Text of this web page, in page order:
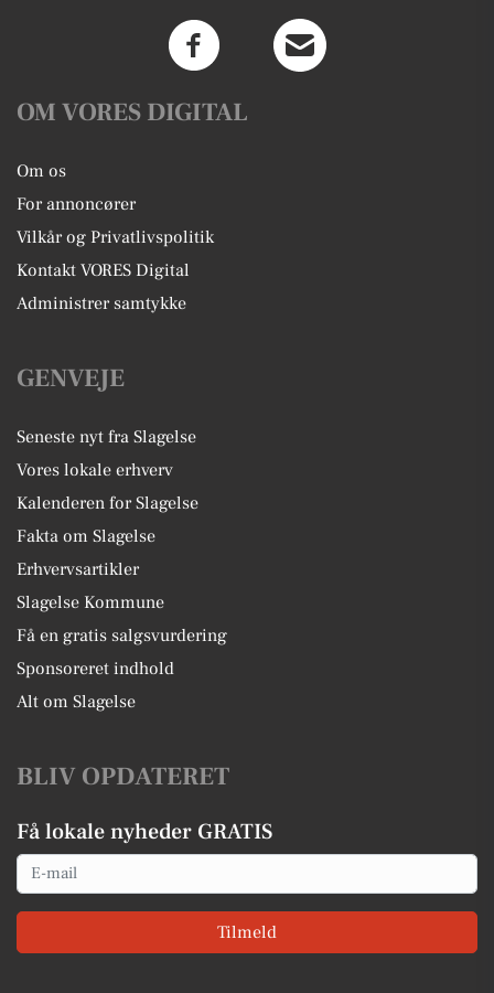
OM VORES DIGITAL
Om os
For annoncører
Vilkår og Privatlivspolitik
Kontakt VORES Digital
Administrer samtykke
GENVEJE
Seneste nyt fra Slagelse
Vores lokale erhverv
Kalenderen for Slagelse
Fakta om Slagelse
Erhvervsartikler
Slagelse Kommune
Få en gratis salgsvurdering
Sponsoreret indhold
Alt om Slagelse
BLIV OPDATERET
Få lokale nyheder GRATIS
Email
Tilmeld